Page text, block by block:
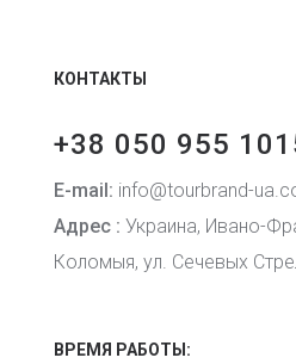
КОНТАКТЫ
+38 050 955
E-mail: info@tourbrand-
Адрес : Украина, Ивано-
Коломыя, ул. Сечевых
ВРЕМЯ РАБОТЫ: